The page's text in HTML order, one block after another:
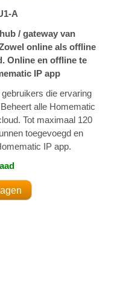
A
/ gateway van
online als offline
Online en offline te
IP app
die ervaring
alle Homematic
Tot maximaal 120
toegevoegd en
IP app.